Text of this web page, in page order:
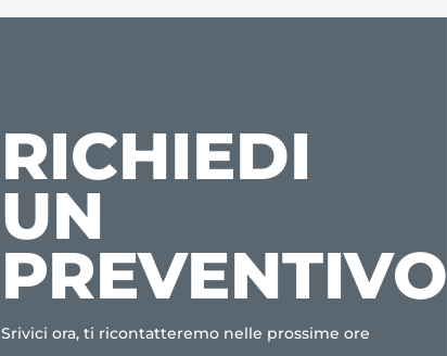
RICHIEDI
UN
PREVENTIVO
Srivici ora, ti ricontatteremo nelle prossime ore